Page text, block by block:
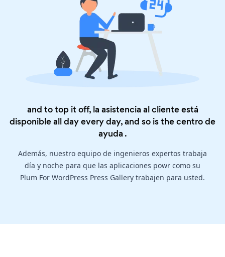
and to top it off, la asistencia al cliente está
disponible all day every day, and so is thecentro de
ayuda .
Además, nuestro equipo de ingenieros expertos trabaja
día y noche para que las aplicaciones powr como su
Plum For WordPress Press Gallery trabajen para usted.